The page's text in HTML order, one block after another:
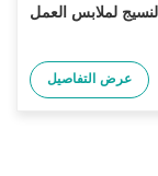
لملابس العمل
عرض التفاصيل